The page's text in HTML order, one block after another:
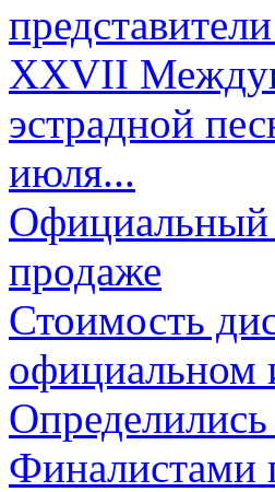
XXVII
эстрадной
июля...
Официальный
продаже
Стоимость
официальном
Финалистами